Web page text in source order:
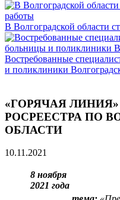
В Волгоградской области
Востребованные
и поликлиники
«ГОРЯЧАЯ
РОСРЕЕСТРА ПО
ОБЛАСТИ
10.11.2021
8 ноября
2021 года